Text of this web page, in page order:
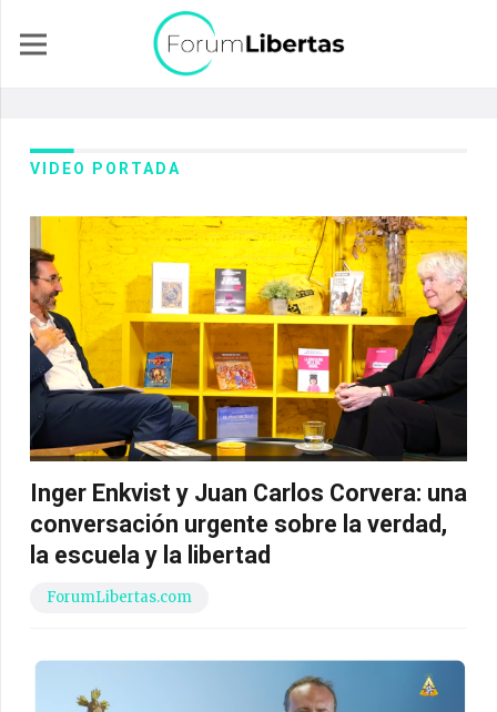
VIDEO PORTADA
Inger Enkvist y Juan Carlos Corvera: una
conversación urgente sobre la verdad,
la escuela y la libertad
ForumLibertas.com